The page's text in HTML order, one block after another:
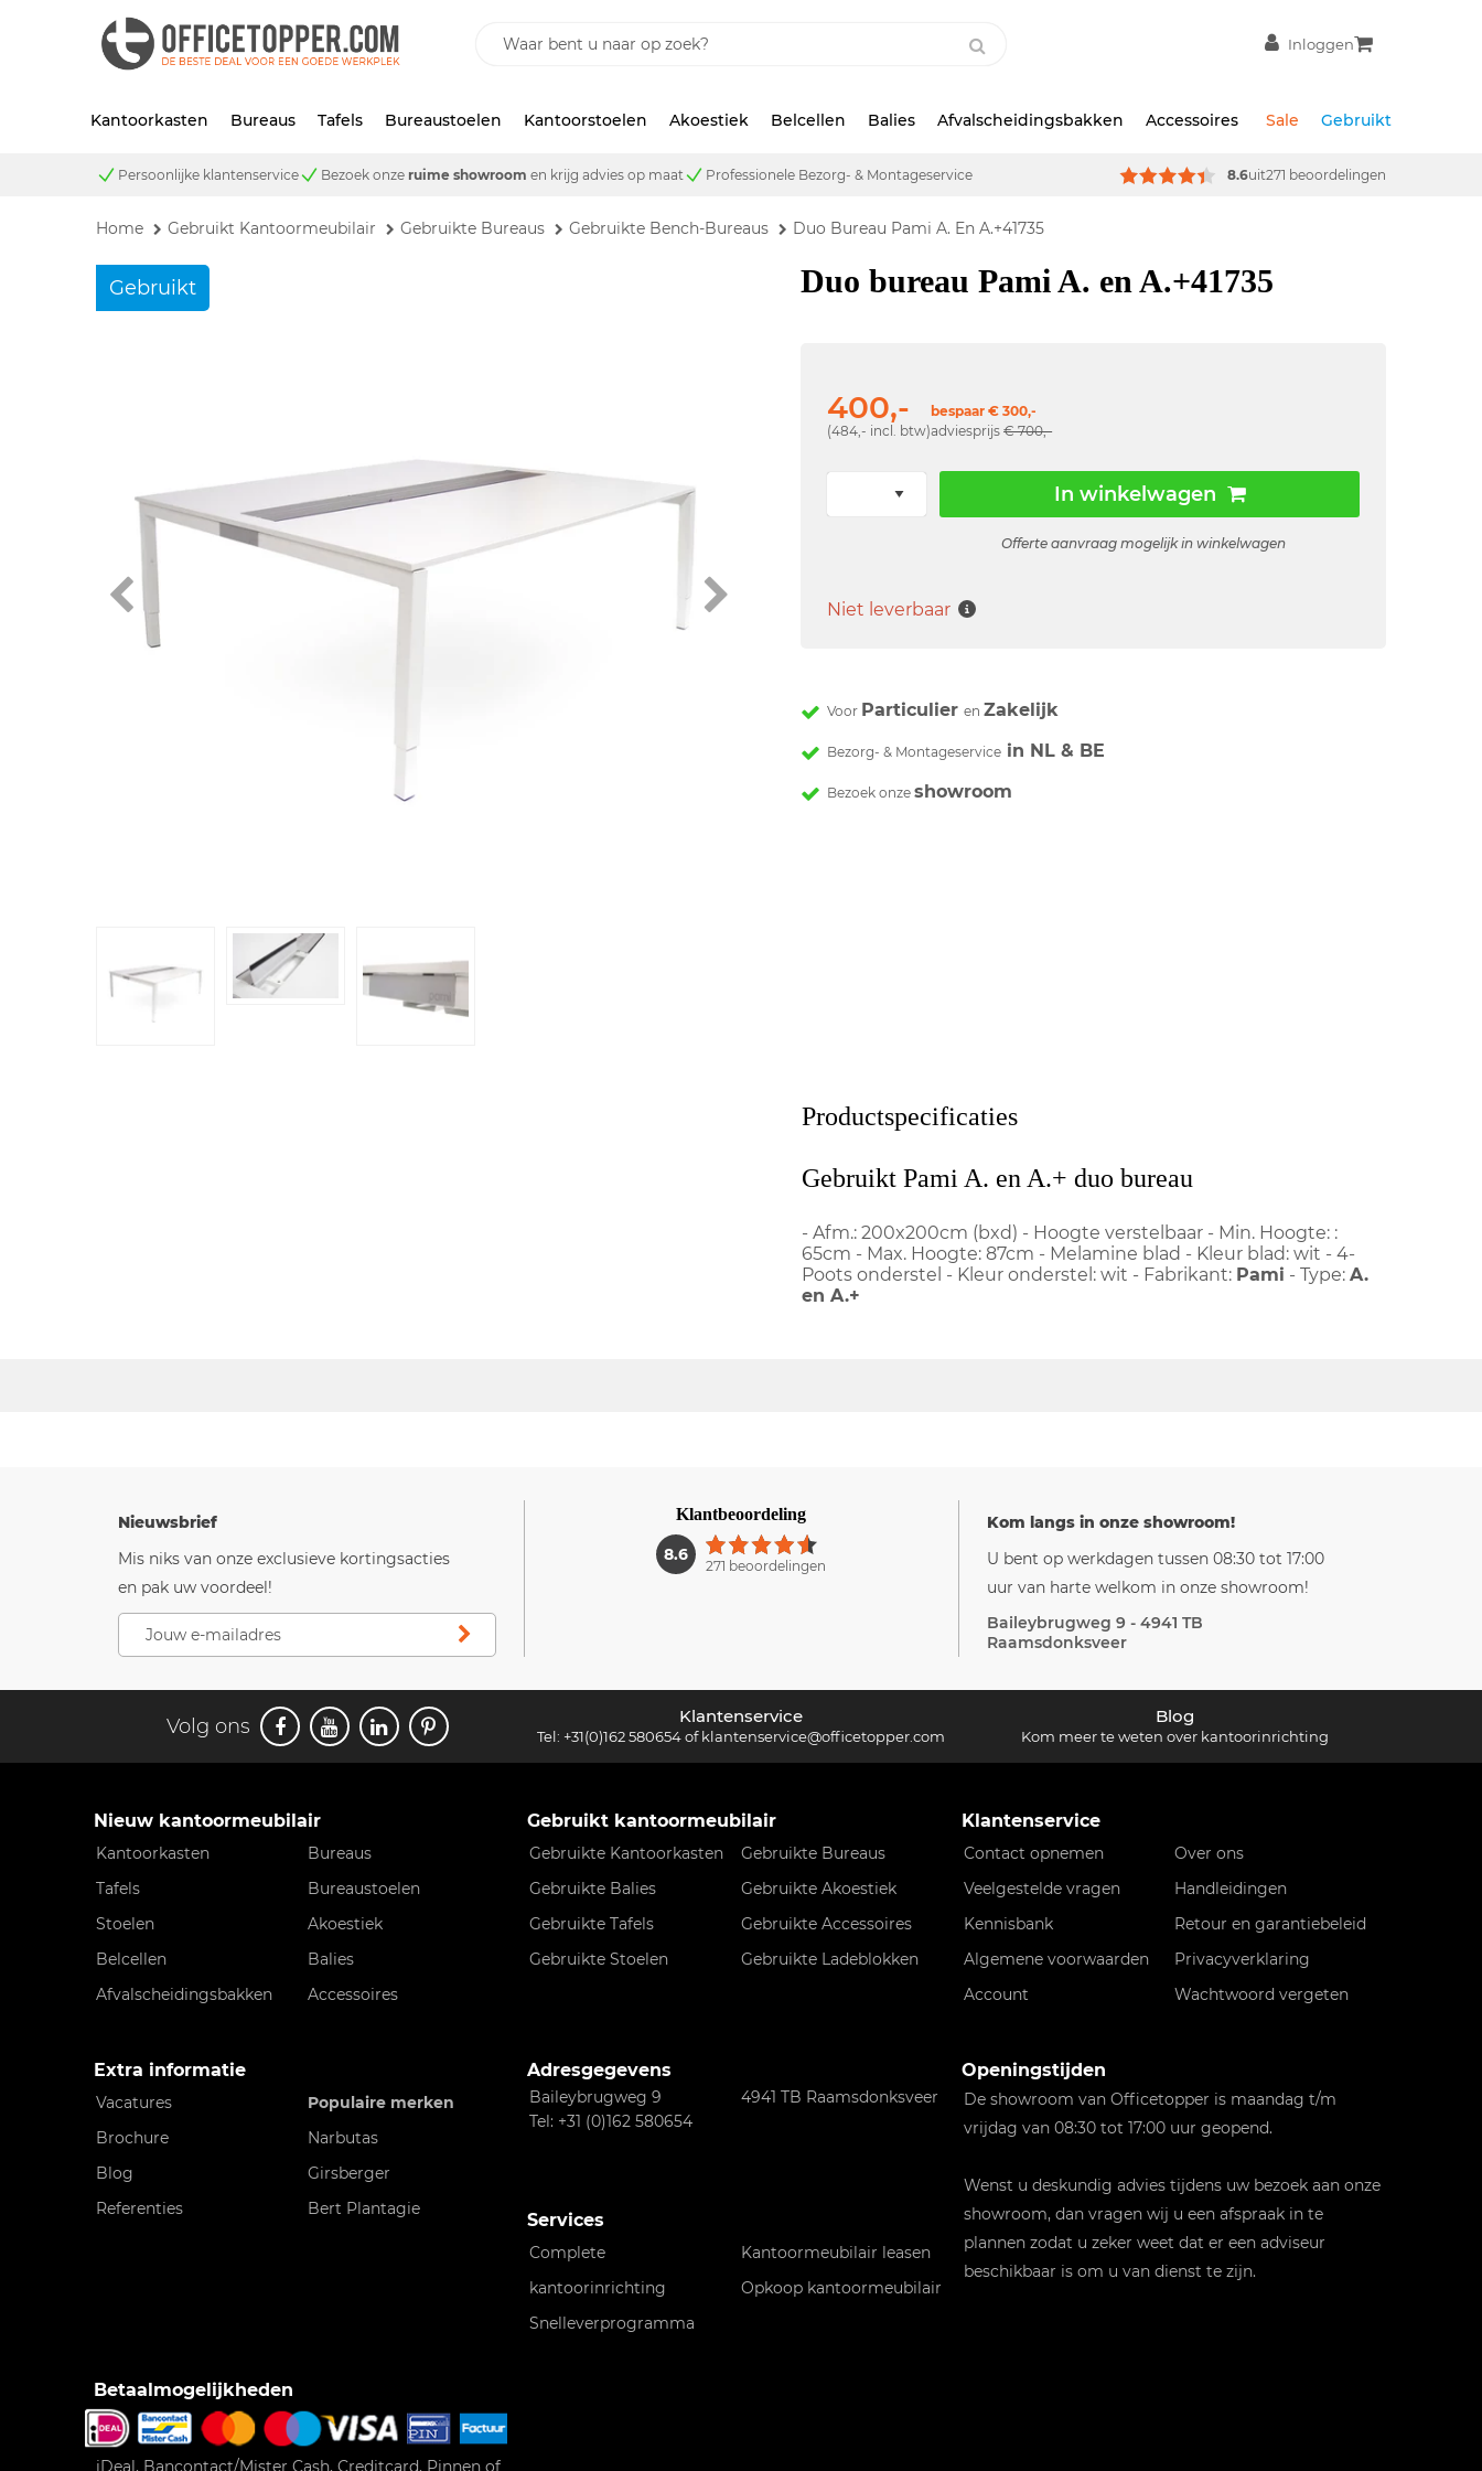
Inloggen
Kantoorkasten Bureaus Tafels Bureaustoelen Kantoorstoelen Akoestiek Belcellen Balies Afvalscheidingsbakken Accessoires Sale Gebruikt
Persoonlijke klantenservice Bezoek onze ruime showroom en krijg advies op maat Professionele Bezorg- & Montageservice 8.6uit271 beoordelingen
Home Gebruikt Kantoormeubilair Gebruikte Bureaus Gebruikte Bench-Bureaus Duo Bureau Pami A. En A.+41735
Gebruikt Duo bureau Pami A. en A.+41735
400,-
(484,- incl. btw)
bespaar € 300,-
adviesprijs€ 700,-
In winkelwagen
Offerte aanvraag mogelijk in winkelwagen
Niet leverbaar
Voor ParticulierenZakelijk
Bezorg- & Montageservice in NL & BE
Bezoek onzeshowroom
Productspecificaties
Gebruikt Pami A. en A.+ duo bureau
- Afm.: 200x200cm (bxd) - Hoogte verstelbaar - Min. Hoogte: :
65cm - Max. Hoogte: 87cm - Melamine blad - Kleur blad: wit - 4-
Poots onderstel - Kleur onderstel: wit - Fabrikant: Pami - Type: A.
en A.+
Nieuwsbrief
Mis niks van onze exclusieve kortingsacties
en pak uw voordeel!
Klantbeoordeling
8.6 1
271 beoordelingen
Kom langs in onze showroom!
U bent op werkdagen tussen 08:30 tot 17:00
uur van harte welkom in onze showroom!
Baileybrugweg 9 - 4941 TB
Raamsdonksveer
Volg ons Klantenservice
Tel: +31(0)162 580654ofklantenservice@officetopper.com
Blog
Kom meer te weten over kantoorinrichting
Nieuw kantoormeubilair
Kantoorkasten
Bureaus
Tafels
Bureaustoelen
Stoelen
Akoestiek
Belcellen
Balies
Afvalscheidingsbakken
Accessoires
Extra informatie
Vacatures
Populaire merken
Brochure
Narbutas
Blog
Girsberger
Referenties
Bert Plantagie
Betaalmogelijkheden
iDeal, Bancontact/Mister Cash, Creditcard, Pinnen of
Gebruikt kantoormeubilair
Gebruikte Kantoorkasten
Gebruikte Bureaus
Gebruikte Balies
Gebruikte Akoestiek
Gebruikte Tafels
Gebruikte Accessoires
Gebruikte Stoelen
Gebruikte Ladeblokken
Adresgegevens
Baileybrugweg 9
4941 TB Raamsdonksveer
Tel: +31 (0)162 580654
Services
Complete
kantoorinrichting
Kantoormeubilair leasen
Opkoop kantoormeubilair
Snelleverprogramma
Klantenservice
Contact opnemen
Over ons
Veelgestelde vragen
Handleidingen
Kennisbank
Retour en garantiebeleid
Algemene voorwaarden
Privacyverklaring
Account
Wachtwoord vergeten
Openingstijden
De showroom van Officetopper is maandag t/m
vrijdag van 08:30 tot 17:00 uur geopend.
Wenst u deskundig advies tijdens uw bezoek aan onze
showroom, dan vragen wij u een afspraak in te
plannen zodat u zeker weet dat er een adviseur
beschikbaar is om u van dienst te zijn.